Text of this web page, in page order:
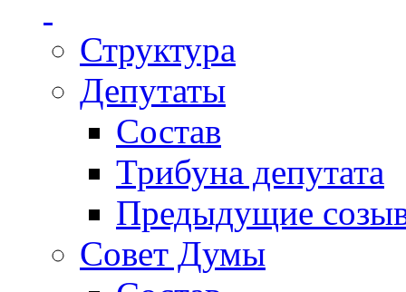
Структура
Депутаты
Состав
Трибуна депутата
Предыдущие
Совет Думы